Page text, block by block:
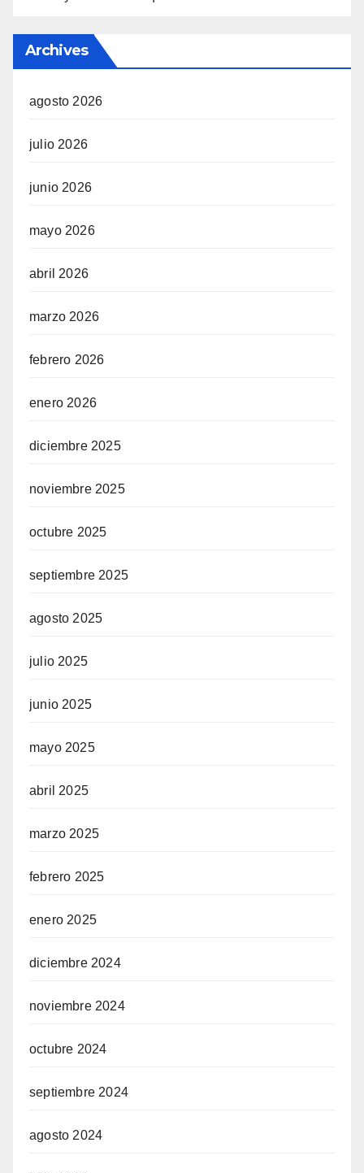
Archives
agosto 2026
julio 2026
junio 2026
mayo 2026
abril 2026
marzo 2026
febrero 2026
enero 2026
diciembre 2025
noviembre 2025
octubre 2025
septiembre 2025
agosto 2025
julio 2025
junio 2025
mayo 2025
abril 2025
marzo 2025
febrero 2025
enero 2025
diciembre 2024
noviembre 2024
octubre 2024
septiembre 2024
agosto 2024